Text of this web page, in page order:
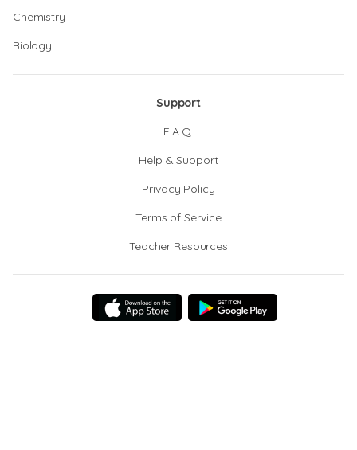
Chemistry
Biology
Support
F.A.Q.
Help & Support
Privacy Policy
Terms of Service
Teacher Resources